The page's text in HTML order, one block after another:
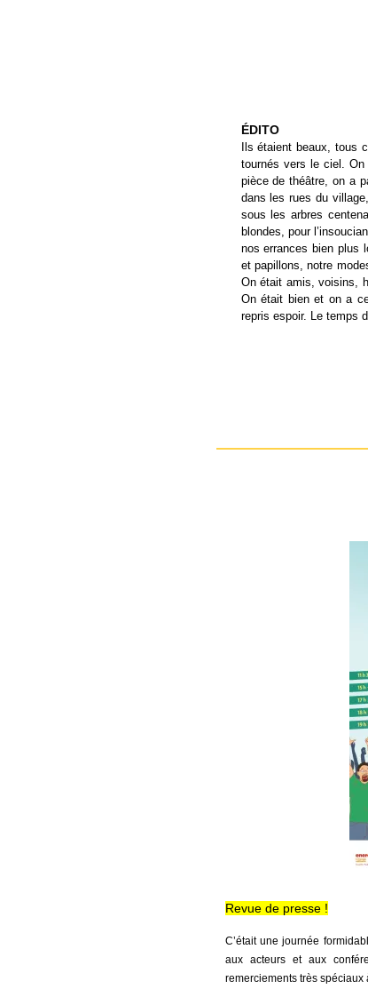
ÉDITO
Ils étaient beaux, tous
tournés vers le ciel.
pièce de théâtre, on a
dans les rues du
sous les arbres
blondes, pour
nos errances bien plus
et papillons, notre
On était amis, voisins,
On était bien et on a
repris espoir. Le temps
Revue de presse !
C’était une journée
aux acteurs et aux
remerciements très spéciaux